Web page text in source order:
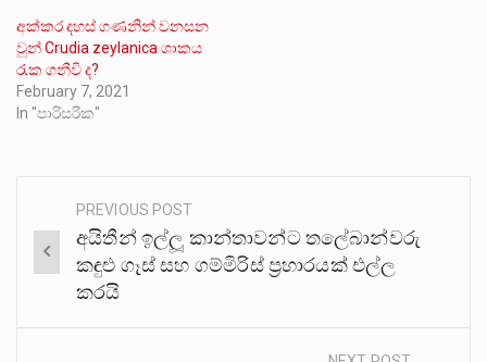
අක්කර දහස් ගණනින් වනසන
වුන් Crudia zeylanica ශාකය
රැක ගනීවි ද?
February 7, 2021
In "පාරිසරික"
Post
navigation
PREVIOUS POST
අයිතීන් ඉල්ලූ කාන්තාවන්ට තලේබාන්වරු
කඳුළු ගෑස් සහ ගම්මිරිස් ප්‍රහාරයක් එල්ල
කරයි